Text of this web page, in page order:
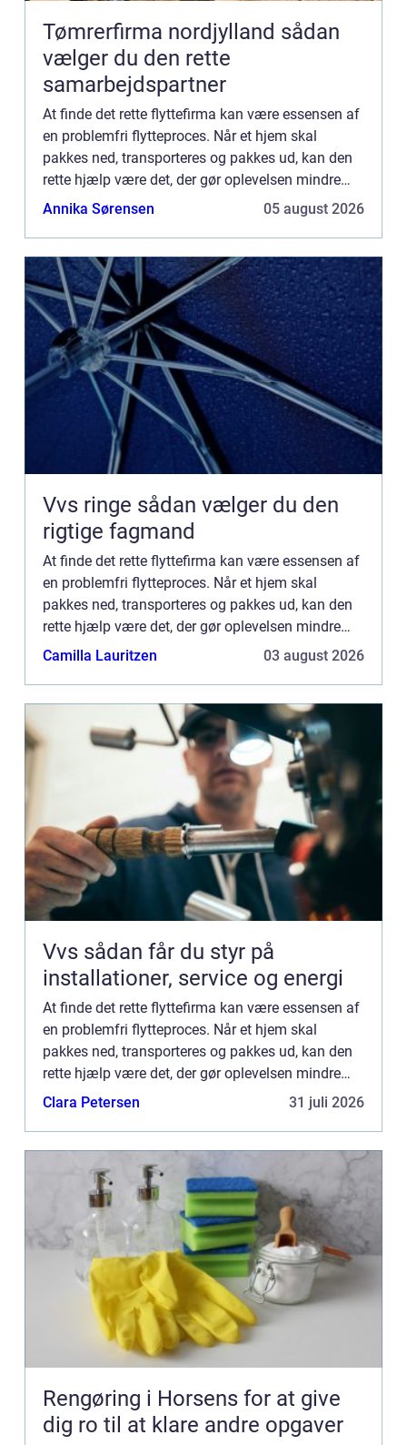
Tømrerfirma nordjylland sådan
vælger du den rette
samarbejdspartner
At finde det rette flyttefirma kan være essensen af
en problemfri flytteproces. Når et hjem skal
pakkes ned, transporteres og pakkes ud, kan den
rette hjælp være det, der gør oplevelsen mindre
stressende. Med mange flyt...
Annika Sørensen 05 august 2026
Vvs ringe sådan vælger du den
rigtige fagmand
At finde det rette flyttefirma kan være essensen af
en problemfri flytteproces. Når et hjem skal
pakkes ned, transporteres og pakkes ud, kan den
rette hjælp være det, der gør oplevelsen mindre
stressende. Med mange flyt...
Camilla Lauritzen 03 august 2026
Vvs sådan får du styr på
installationer, service og energi
At finde det rette flyttefirma kan være essensen af
en problemfri flytteproces. Når et hjem skal
pakkes ned, transporteres og pakkes ud, kan den
rette hjælp være det, der gør oplevelsen mindre
stressende. Med mange flyt...
Clara Petersen 31 juli 2026
Rengøring i Horsens for at give
dig ro til at klare andre opgaver